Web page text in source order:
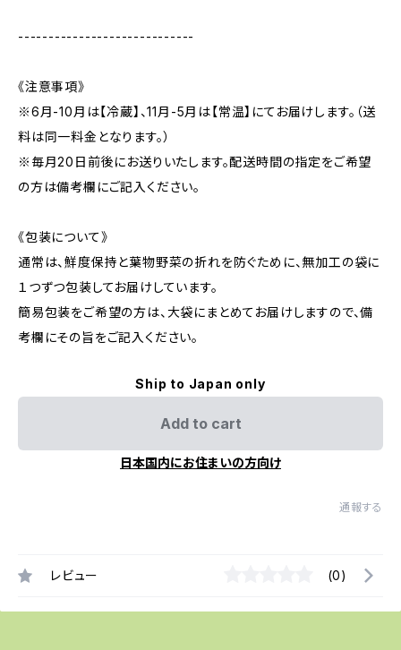
-----------------------------
《注意事項》
※6月-10月は【冷蔵】、11月-5月は【常温】にてお届けします。（送
料は同一料金となります。）
※毎月20日前後にお送りいたします。配送時間の指定をご希望
の方は備考欄にご記入ください。
《包装について》
通常は、鮮度保持と葉物野菜の折れを防ぐために、無加工の袋に
１つずつ包装してお届けしています。
簡易包装をご希望の方は、大袋にまとめてお届けしますので、備
考欄にその旨をご記入ください。
Ship to Japan only
Add to cart
日本国内にお住まいの方向け
通報する
レビュー (0)